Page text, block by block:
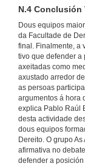
N.4 Conclusión
Dous equipos
da Facultade de
final. Finalmente, a
tivo que defender a
axeitadas como
axustado arredor
as persoas
argumentos á hora
explica Pablo Raúl
desta actividade
dous equipos
Dereito. O grupo
afirmativa no
defender a